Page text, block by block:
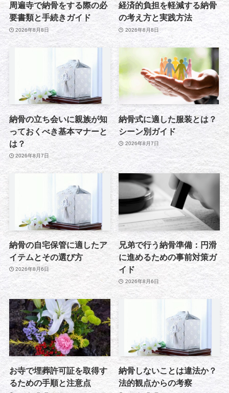
周遍寺で納骨をする際の必
要書類と手続きガイド
2026年8月8日
経済的負担を軽減する納骨
の考え方と実践方法
2026年8月8日
納骨の立ち会いに親族が知
っておくべき基本マナーと
は？
2026年8月7日
納骨式に適した服装とは？
シーン別ガイド
2026年8月7日
納骨の自宅保管に適したア
イテムとその選び方
2026年8月6日
兄弟で行う納骨準備：円滑
に進めるための事前対策ガ
イド
2026年8月6日
お寺で埋葬許可証を取得す
るための手順と注意点
納骨しないことは違法か？
法的観点からの考察